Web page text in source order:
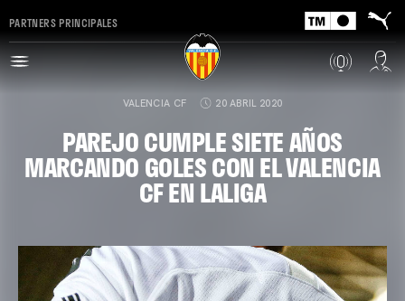
PARTNERS PRINCIPALES
VALENCIA CF 20 ABRIL 2020
PAREJO CUMPLE SIETE AÑOS
MARCANDO GOLES CON EL VALENCIA
CF EN LALIGA